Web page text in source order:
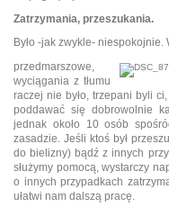
Zatrzymania, przeszukania.
Było -jak zwykle-
przedmarszowe,
wyciągania z tłumu
raczej nie było, trzepani byli
poddawać się dobrowolnie
jednak około 10 osób
zasadzie. Jeśli ktoś był
do bielizny) bądź z innych
służymy pomocą, wystarczy
o innych przypadkach
ułatwi nam dalszą pracę.